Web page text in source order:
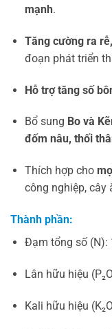
mạnh.
Tăng cường ra
đoạn phát triển
Hỗ trợ tăng số
Bổ sung Bo và
đốm nâu, thối
Thích hợp cho
công nghiệp, cây
Thành phần:
Đạm tổng số (N):
Lân hữu hiệu
Kali hữu hiệu